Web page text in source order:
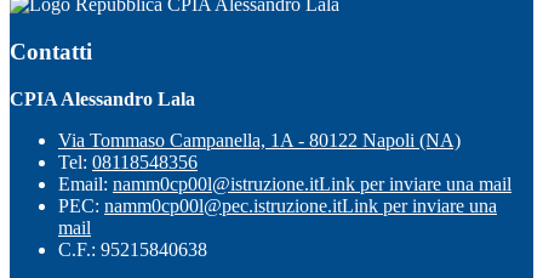
CPIA Alessandro Lala
Contatti
CPIA Alessandro Lala
Via Tommaso Campanella, 1A - 80122 Napoli (NA)
Tel: 08118548356
Email: namm0cp00l@istruzione.itLink per inviare una mail
PEC: namm0cp00l@pec.istruzione.itLink per inviare una
mail
C.F.: 95215840638